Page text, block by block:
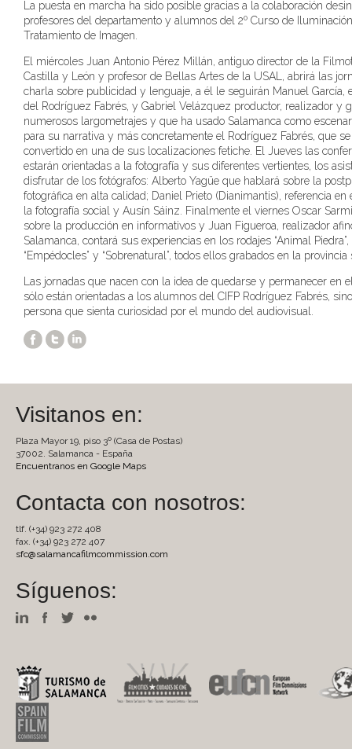
La puesta en marcha ha sido posible gracias a la colaboración
profesores del departamento y alumnos del 2º Curso de
Tratamiento de Imagen.
El miércoles Juan Antonio Pérez Millán, antiguo director de la
Castilla y León y profesor de Bellas Artes de la USAL, abrirá las
charla sobre publicidad y lenguaje, a él le seguirán Manuel García,
del Rodríguez Fabrés, y Gabriel Velázquez productor, realizador y
numerosos largometrajes y que ha usado Salamanca como
para su narrativa y más concretamente el Rodríguez Fabrés, que
convertido en una de sus localizaciones fetiche. El Jueves las
estarán orientadas a la fotografía y sus diferentes vertientes, los
disfrutar de los fotógrafos: Alberto Yagüe que hablará sobre la
fotográfica en alta calidad; Daniel Prieto (Dianimantis), referencia
la fotografía social y Ausín Sáinz. Finalmente el viernes Oscar
sobre la producción en informativos y Juan Figueroa, realizador
Salamanca, contará sus experiencias en los rodajes “Animal Piedra”,
“Empédocles” y “Sobrenatural”, todos ellos grabados en la
Las jornadas que nacen con la idea de quedarse y permanecer en
sólo están orientadas a los alumnos del CIFP Rodríguez Fabrés,
persona que sienta curiosidad por el mundo del audiovisual.
Visitanos en:
Plaza Mayor 19, piso 3º (Casa de Postas)
37002. Salamanca - España
Encuentranos en Google Maps
Contacta con nosotros:
tlf. (+34) 923 272 408
fax. (+34) 923 272 407
sfc@salamancafilmcommission.com
Síguenos: